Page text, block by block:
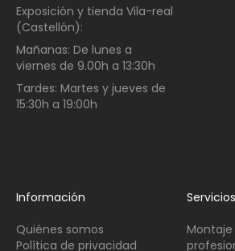
Exposición y tienda Vila-real
(Castellón):
Mañanas: De lunes a
viernes de 9.00h a 13:30h
Tardes: Martes y jueves de
15:30h a 19:00h
Información
Quiénes somos
Política de privacidad
Servicios